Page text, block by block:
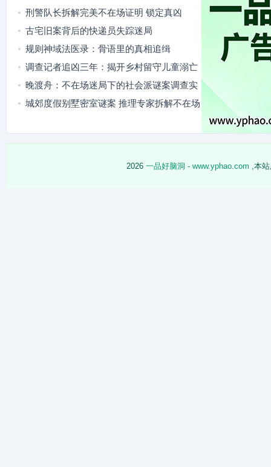
刑警队长拆解完美不在场证明 锁定真凶
古宅旧案背后的快递员失踪迷局
规则神域法医录：骨语里的真相追缉
调查记者追凶三年：揭开乡村留守儿童溺亡
案背后的真相
晚渡舟：不在场迷局下的社会派谜案调查实
录
城郊度假别墅密室谜案 推理专家拆解不在场
2026 一品好脑洞 - www.yphao.com ,本